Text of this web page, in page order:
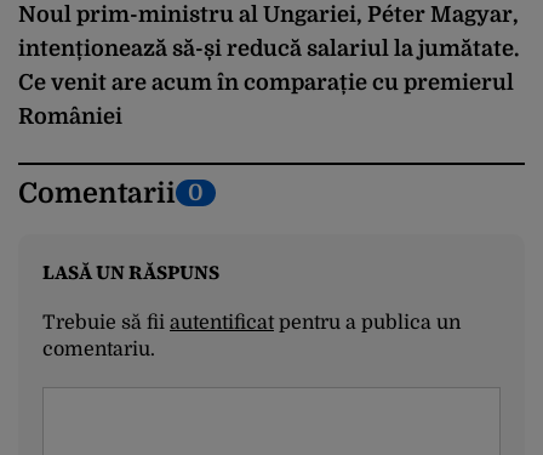
Noul prim-ministru al Ungariei, Péter Magyar,
intenționează să-și reducă salariul la jumătate.
Ce venit are acum în comparație cu premierul
României
Comentarii 0
LASĂ UN RĂSPUNS
Trebuie să fii autentificatpentru a publica un
comentariu.